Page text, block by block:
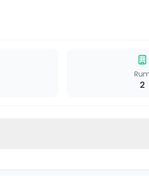
2